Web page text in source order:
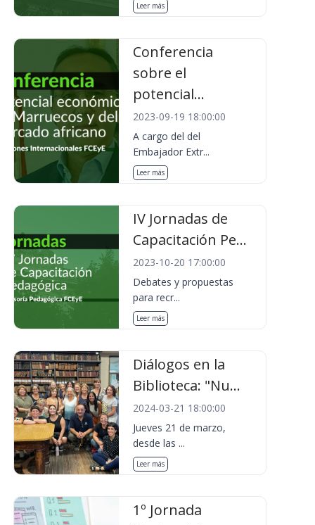
Leer más
Conferencia
sobre el
potencial...
2023-09-19 18:00:00
A cargo del del
Embajador Extr...
Leer más
IV Jornadas de
Capacitación Pe...
2023-10-20 17:00:00
Debates y propuestas
para recr...
Leer más
Diálogos en la
Biblioteca: "Nu...
2024-03-21 18:00:00
Jueves 21 de marzo,
desde las ...
Leer más
1º Jornada